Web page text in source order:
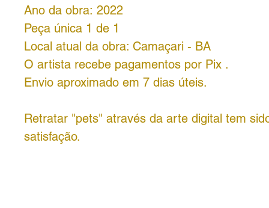
Ano da obra: 2022
Peça única 1 de 1
Local atual da obra: Camaçari - BA
O artista recebe pagamentos por Pix .
Envio aproximado em 7 dias úteis.
Retratar "pets" através da arte digital tem
satisfação.